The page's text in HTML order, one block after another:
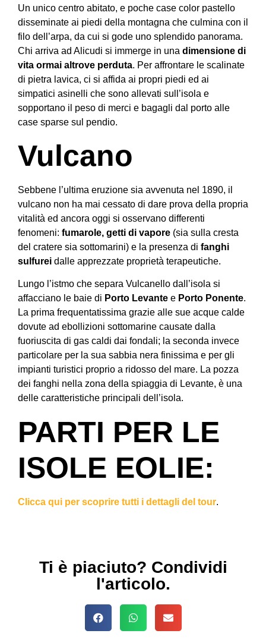
Un unico centro abitato, e poche case color pastello
disseminate ai piedi della montagna che culmina con il
filo dell’arpa, da cui si gode uno splendido panorama.
Chi arriva ad Alicudi si immerge in una dimensione di
vita ormai altrove perduta. Per affrontare le scalinate
di pietra lavica, ci si affida ai propri piedi ed ai
simpatici asinelli che sono allevati sull’isola e
sopportano il peso di merci e bagagli dal porto alle
case sparse sul pendio.
Vulcano
Sebbene l’ultima eruzione sia avvenuta nel 1890, il
vulcano non ha mai cessato di dare prova della propria
vitalità ed ancora oggi si osservano differenti
fenomeni: fumarole, getti di vapore (sia sulla cresta
del cratere sia sottomarini) e la presenza di fanghi
sulfurei dalle apprezzate proprietà terapeutiche.
Lungo l’istmo che separa Vulcanello dall’isola si
affacciano le baie di Porto Levante e Porto Ponente.
La prima frequentatissima grazie alle sue acque calde
dovute ad ebollizioni sottomarine causate dalla
fuoriuscita di gas caldi dai fondali; la seconda invece
particolare per la sua sabbia nera finissima e per gli
impianti turistici proprio a ridosso del mare. La pozza
dei fanghi nella zona della spiaggia di Levante, è una
delle caratteristiche principali dell’isola.
PARTI PER LE
ISOLE EOLIE:
Clicca qui per scoprire tutti i dettagli del tour.
Ti è piaciuto? Condividi
l'articolo.